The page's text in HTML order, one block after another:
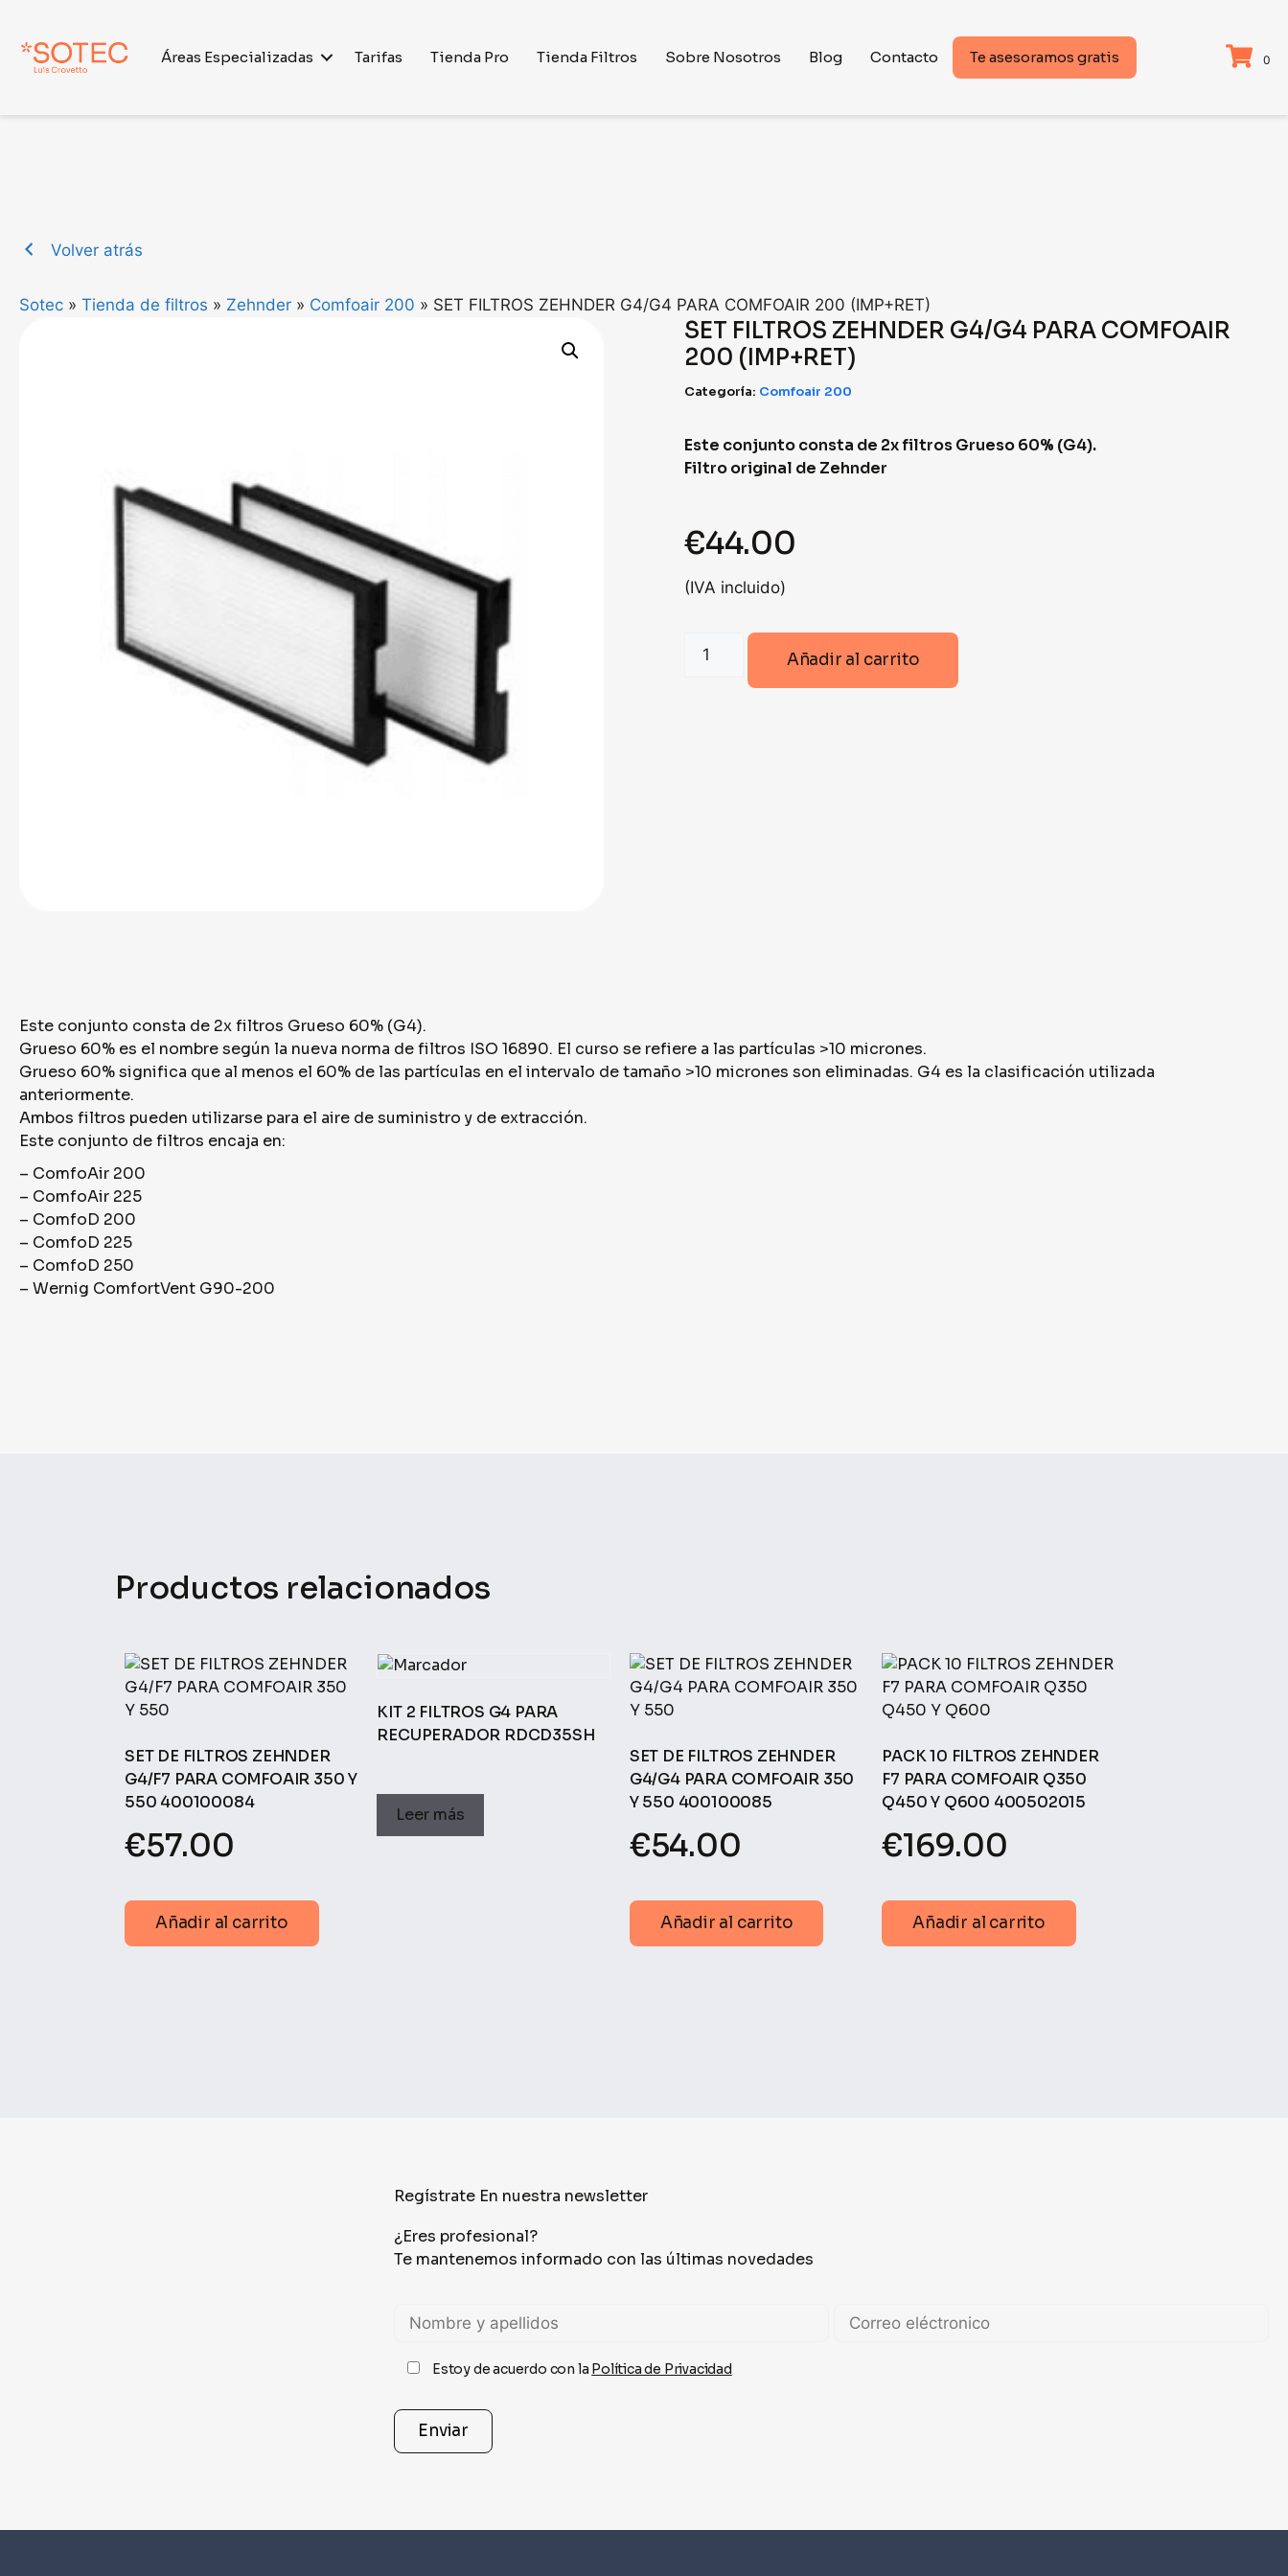
contenido
Áreas Especializadas Tarifas Tienda Pro Tienda Filtros Sobre Nosotros Blog Contacto Te asesoramos gratis 0
Volver atrás
Sotec » Tienda de filtros » Zehnder » Comfoair 200 » SET FILTROS ZEHNDER G4/G4 PARA COMFOAIR 200 (IMP+RET)
SET FILTROS ZEHNDER G4/G4 PARA COMFOAIR
200 (IMP+RET)
Categoría: Comfoair 200
Este conjunto consta de 2x filtros Grueso 60% (G4).
Filtro original de Zehnder
€44.00
(IVA incluido)
FILTROS
ZEHNDER
Añadir al carrito
Este conjunto consta de 2x filtros Grueso 60% (G4).
Grueso 60% es el nombre según la nueva norma de filtros ISO 16890. El curso se refiere a las partículas >10 micrones.
Grueso 60% significa que al menos el 60% de las partículas en el intervalo de tamaño >10 micrones son eliminadas. G4 es la clasificación utilizada
anteriormente.
Ambos filtros pueden utilizarse para el aire de suministro y de extracción.
Este conjunto de filtros encaja en:
– ComfoAir 200
– ComfoAir 225
– ComfoD 200
– ComfoD 225
– ComfoD 250
– Wernig ComfortVent G90-200
Productos relacionados
SET DE FILTROS ZEHNDER
G4/F7 PARA COMFOAIR 350 Y
550 400100084
€57.00
Añadir al carrito
KIT 2 FILTROS G4 PARA
RECUPERADOR RDCD35SH
Leer más
SET DE FILTROS ZEHNDER
G4/G4 PARA COMFOAIR 350
Y 550 400100085
€54.00
Añadir al carrito
PACK 10 FILTROS ZEHNDER
F7 PARA COMFOAIR Q350
Q450 Y Q600 400502015
€169.00
Añadir al carrito
Regístrate En nuestra newsletter
¿Eres profesional?
Te mantenemos informado con las últimas novedades
Estoy de acuerdo con la Política de Privacidad